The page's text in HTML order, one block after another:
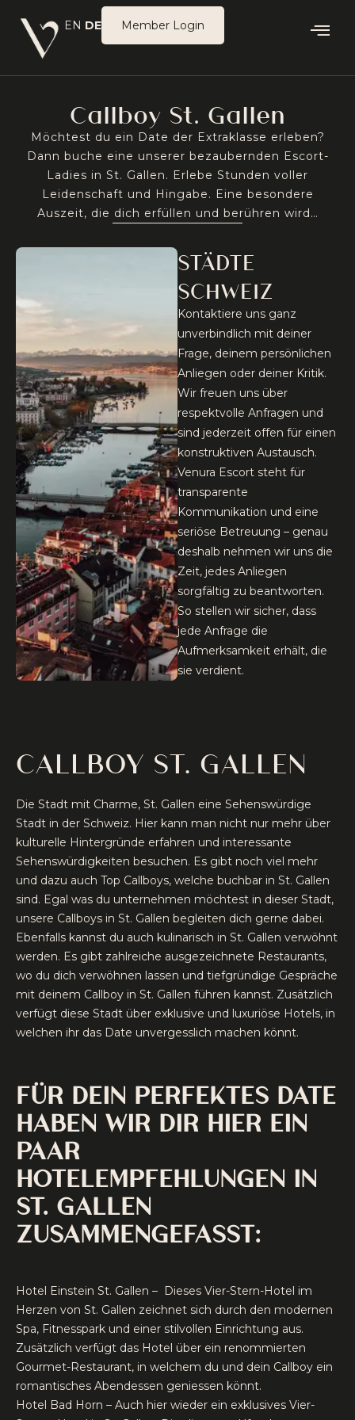
Inhalt
springen
EN DE Member Login
Callboy St. Gallen
Möchtest du ein Date der Extraklasse erleben?
Dann buche eine unserer bezaubernden Escort-
Ladies in St. Gallen. Erlebe Stunden voller
Leidenschaft und Hingabe. Eine besondere
Auszeit, die dich erfüllen und berühren wird…
STÄDTE
SCHWEIZ
Kontaktiere uns ganz
unverbindlich mit deiner
Frage, deinem persönlichen
Anliegen oder deiner Kritik.
Wir freuen uns über
respektvolle Anfragen und
sind jederzeit offen für einen
konstruktiven Austausch.
Venura Escort steht für
transparente
Kommunikation und eine
seriöse Betreuung – genau
deshalb nehmen wir uns die
Zeit, jedes Anliegen
sorgfältig zu beantworten.
So stellen wir sicher, dass
jede Anfrage die
Aufmerksamkeit erhält, die
sie verdient.
CALLBOY ST. GALLEN
Die Stadt mit Charme, St. Gallen eine Sehenswürdige
Stadt in der Schweiz. Hier kann man nicht nur mehr über
kulturelle Hintergründe erfahren und interessante
Sehenswürdigkeiten besuchen. Es gibt noch viel mehr
und dazu auch Top Callboys, welche buchbar in St. Gallen
sind. Egal was du unternehmen möchtest in dieser Stadt,
unsere Callboys in St. Gallen begleiten dich gerne dabei.
Ebenfalls kannst du auch kulinarisch in St. Gallen verwöhnt
werden. Es gibt zahlreiche ausgezeichnete Restaurants,
wo du dich verwöhnen lassen und tiefgründige Gespräche
mit deinem Callboy in St. Gallen führen kannst. Zusätzlich
verfügt diese Stadt über exklusive und luxuriöse Hotels, in
welchen ihr das Date unvergesslich machen könnt.
FÜR DEIN PERFEKTES DATE
HABEN WIR DIR HIER EIN
PAAR
HOTELEMPFEHLUNGEN IN
ST. GALLEN
ZUSAMMENGEFASST:
Hotel Einstein St. Gallen – Dieses Vier-Stern-Hotel im
Herzen von St. Gallen zeichnet sich durch den modernen
Spa, Fitnesspark und einer stilvollen Einrichtung aus.
Zusätzlich verfügt das Hotel über ein renommierten
Gourmet-Restaurant, in welchem du und dein Callboy ein
romantisches Abendessen geniessen könnt.
Hotel Bad Horn – Auch hier wieder ein exklusives Vier-